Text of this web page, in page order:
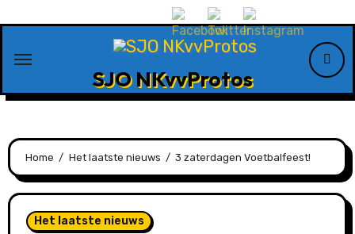
SJO NKvvProtos
Home Het laatste nieuws 3 zaterdagen Voetbalfeest!
Het laatste nieuws